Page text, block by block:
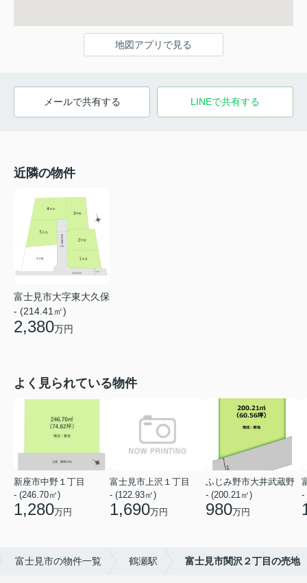
地図アプリで見る
メールで共有する LINEで共有する
近隣の物件
富士見市大字東大久保
- (214.41㎡)
2,380万円
よく見られている物件
新座市中野１丁目
- (246.70㎡)
1,280万円
富士見市上沢１丁目
- (122.93㎡)
1,690万円
ふじみ野市大井武蔵野
- (200.21㎡)
980万円
-
富士見市の物件一覧 鶴瀬駅 富士見市関沢２丁目の売地